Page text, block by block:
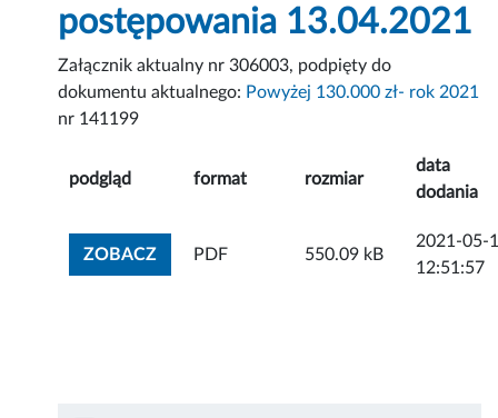
postępowania 13.04.2021
Załącznik aktualny nr 306003, podpięty do
dokumentu aktualnego: Powyżej 130.000 zł- rok 2021
nr 141199
podgląd format rozmiar
data
dodania
ZOBACZZOBACZ ZAŁĄCZNIK
PDF 550.09 kB
2021-05-
12:51:57